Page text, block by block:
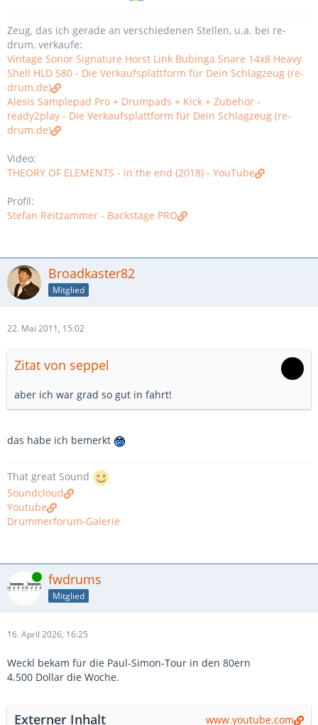
Zeug, das ich gerade an verschiedenen Stellen, u.a. bei re-
drum, verkaufe:
Vintage Sonor Signature Horst Link Bubinga Snare 14x8 Heavy
Shell HLD 580 - Die Verkaufsplattform für Dein Schlagzeug (re-
drum.de)
Alesis Samplepad Pro + Drumpads + Kick + Zubehör -
ready2play - Die Verkaufsplattform für Dein Schlagzeug (re-
drum.de)
Video:
THEORY OF ELEMENTS - in the end (2018) - YouTube
Profil:
Stefan Reitzammer - Backstage PRO
Broadkaster82
Mitglied
22. Mai 2011, 15:02
Zitat von seppel
aber ich war grad so gut in fahrt!
das habe ich bemerkt
That great Sound
Soundcloud
Youtube
Drummerforum-Galerie
Online fwdrums
Mitglied
16. April 2026, 16:25
Weckl bekam für die Paul-Simon-Tour in den 80ern
4.500 Dollar die Woche.
Externer Inhalt
www.youtube.com